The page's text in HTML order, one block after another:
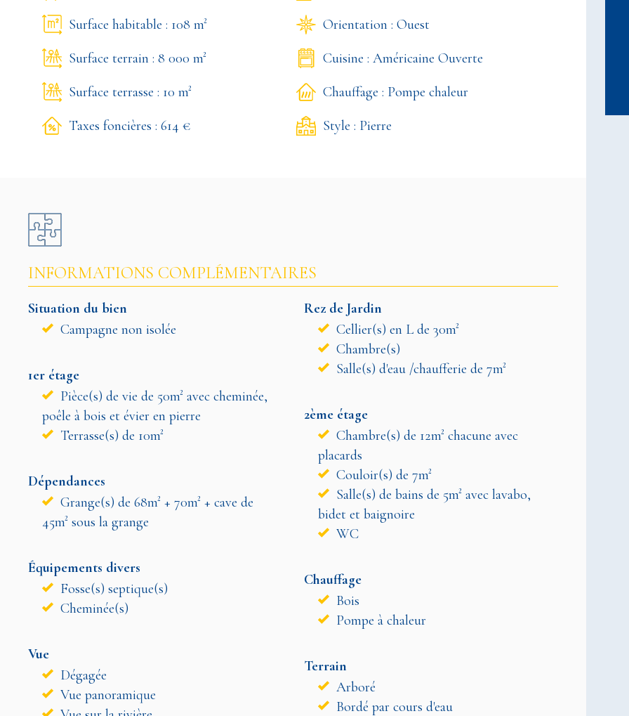
Surface habitable : 108 m²
Surface terrain : 8 000 m²
Surface terrasse : 10 m²
Taxes foncières : 614 €
Orientation : Ouest
Cuisine : Américaine Ouverte
Chauffage : Pompe chaleur
Style : Pierre
INFORMATIONS COMPLÉMENTAIRES
Situation du bien
Campagne non isolée
1er étage
Pièce(s) de vie de 50m² avec cheminée,
poêle à bois et évier en pierre
Terrasse(s) de 10m²
Dépendances
Grange(s) de 68m² + 70m² + cave de
45m² sous la grange
Équipements divers
Fosse(s) septique(s)
Cheminée(s)
Vue
Dégagée
Vue panoramique
Rez de Jardin
Cellier(s) en L de 30m²
Chambre(s)
Salle(s) d'eau /chaufferie de 7m²
2ème étage
Chambre(s) de 12m² chacune avec
placards
Couloir(s) de 7m²
Salle(s) de bains de 5m² avec lavabo,
bidet et baignoire
WC
Chauffage
Bois
Pompe à chaleur
Terrain
Arboré
Bordé par cours d'eau